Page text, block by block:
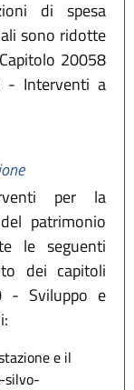
di spesa
sono ridotte
20058
- Interventi a
per la
patrimonio
le seguenti
dei capitoli
- Sviluppo e
e il
silvo-